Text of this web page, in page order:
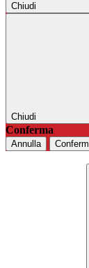
Chiudi
Chiudi
Conferma
Annulla